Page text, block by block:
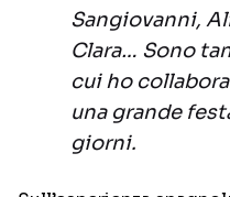
Sangiovanni,
Clara… Sono
cui ho
una grande
giorni.